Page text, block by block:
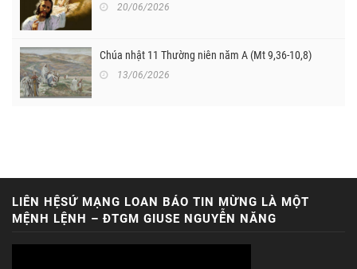
20/06/2026
Chúa nhật 11 Thường niên năm A (Mt 9,36-10,8)
13/06/2026
LIÊN HỆSỨ MẠNG LOAN BÁO TIN MỪNG LÀ MỘT
MỆNH LỆNH – ĐTGM GIUSE NGUYỄN NĂNG